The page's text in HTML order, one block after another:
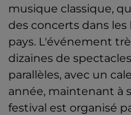
musique classique,
des concerts dans
pays. L'événement
dizaines de
parallèles, avec un
année, maintenant à
festival est organisé